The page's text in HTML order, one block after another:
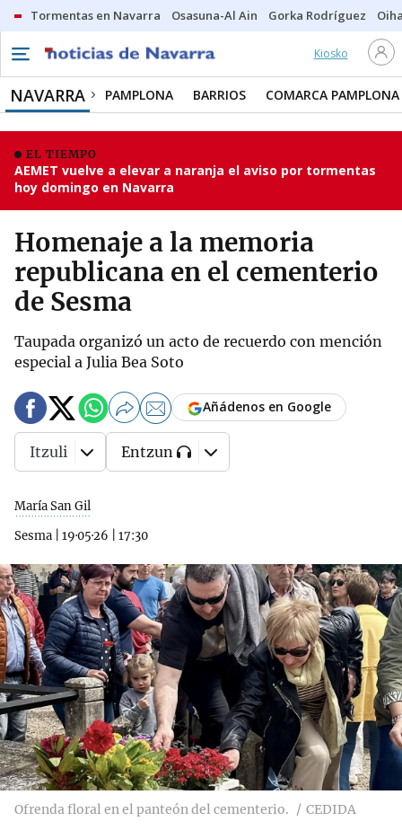
Tormentas en Navarra Osasuna-Al Ain Gorka Rodríguez
Kiosko
NAVARRA PAMPLONA BARRIOS COMARCA PAMPLONA
EL TIEMPO
AEMET vuelve a elevar a naranja el aviso por tormentas
hoy domingo en Navarra
Homenaje a la memoria
republicana en el cementerio
de Sesma
Taupada organizó un acto de recuerdo con mención
especial a Julia Bea Soto
María San Gil
Sesma
19·05·26 17:30
Añádenos en Google
Itzuli Entzun
Ofrenda floral en el panteón del cementerio. CEDIDA